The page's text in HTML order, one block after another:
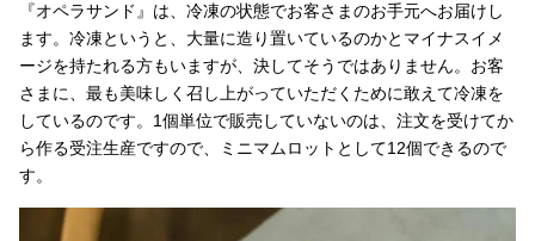
『オペラサンド』は、冷凍の状態でお客さまのお手元へお届けし
ます。冷凍というと、大量に造り置いているのかとマイナスイメ
ージを持たれる方もいますが、決してそうではありません。お客
さまに、最も美味しく召し上がっていただくために敢えて冷凍を
しているのです。1個単位で販売していないのは、注文を受けてか
ら作る受注生産ですので、ミニマムロットとして12個できるので
す。